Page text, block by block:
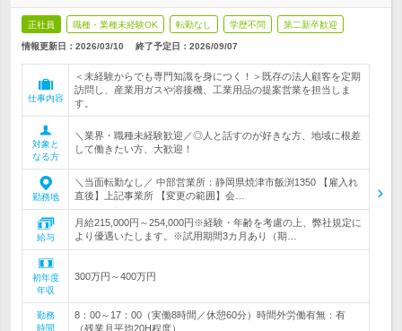
正社員 職種・業種未経験OK 転勤なし 学歴不問 第二新卒歓迎
情報更新日：2026/03/10 終了予定日： 2026/09/07
仕事内容
＜未経験からでも専門知識を身につく！＞既存の法人顧客を定期
訪問し、産業用ガスや溶接機、工業用品の提案営業を担当しま
す。
対象と
なる方
＼業界・職種未経験歓迎／◎人と話すのが好きな方、地域に根差
して働きたい方、大歓迎！
勤務地
＼当面転勤なし／ 中部営業所：静岡県焼津市飯渕1350 【雇入れ
直後】上記事業所 【変更の範囲】会…
給与
月給215,000円～254,000円※経験・年齢を考慮の上、弊社規定に
より優遇いたします。※試用期間3カ月あり（期…
初年度
年収
300万円～400万円
勤務
時間
8：00～17：00（実働8時間／休憩60分）時間外労働有無：有
（残業月平均20H程度）